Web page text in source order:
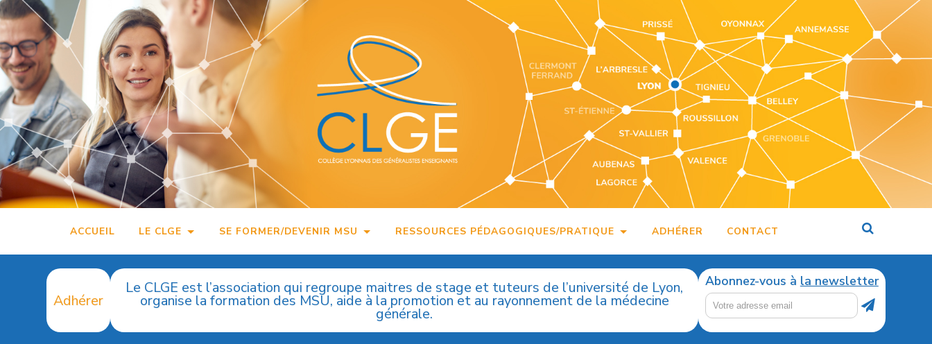
Accéder
au
contenu
principal
ACCUEIL LE CLGE SE FORMER/DEVENIR MSU RESSOURCES PÉDAGOGIQUES/PRATIQUE ADHÉRER CONTACT
Adhérer
Le CLGE est l’association qui regroupe maitres de stage et tuteurs de l’université de Lyon,
organise la formation des MSU, aide à la promotion et au rayonnement de la médecine
générale.
Abonnez-vous à la newsletter